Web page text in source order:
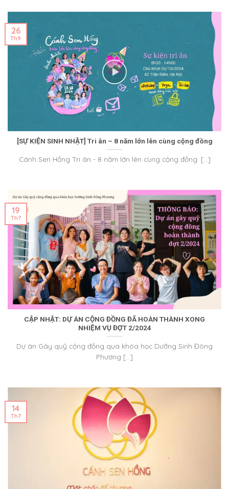
[SỰ KIỆN SINH NHẬT] Tri ân – 8 năm lớn lên cùng cộng đồng
Cánh Sen Hồng Tri ân - 8 năm lớn lên cùng cộng đồng. [...]
26
Th9
CẬP NHẬT: DỰ ÁN CỘNG ĐỒNG ĐÃ HOÀN THÀNH XONG
NHIỆM VỤ ĐỢT 2/2024
Dự án Gây quỹ cộng đồng qua khóa học Dưỡng Sinh Đông
Phương [...]
19
Th7
14
Th7